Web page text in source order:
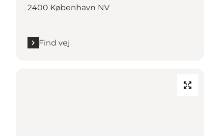
2400 København NV
Find vej